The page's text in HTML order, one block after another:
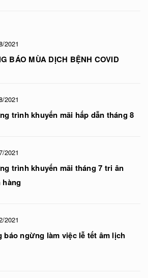
2021
BÁO MÙA DỊCH BỆNH COVID
2021
trình khuyến mãi hấp dẫn tháng 8
2021
trình khuyến mãi tháng 7 tri ân
hàng
2021
báo ngừng làm việc lễ tết âm lịch